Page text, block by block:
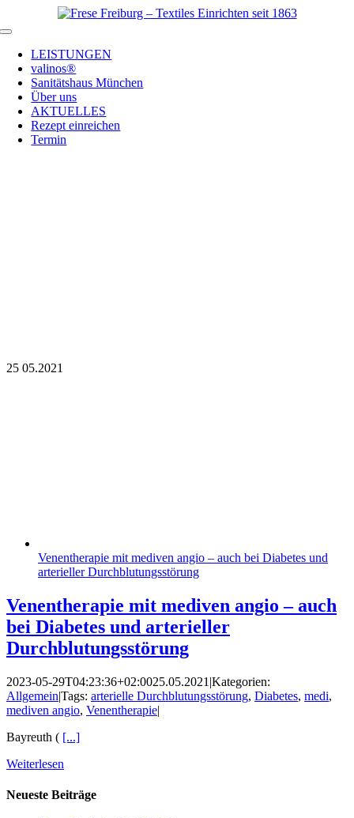
Inhalt
Toggle
NavigationLEISTUNGEN
valinos®
Sanitätshaus München
Über uns
AKTUELLES
Rezept einreichen
Termin
25 05.2021
Venentherapie mit mediven angio – auch bei Diabetes und
arterieller Durchblutungsstörung
Venentherapie mit mediven angio – auch
bei Diabetes und arterieller
Durchblutungsstörung
2023-05-29T04:23:36+02:0025.05.2021 |Kategorien:
Allgemein|Tags: arterielle Durchblutungsstörung, Diabetes, medi,
mediven angio, Venentherapie|
Bayreuth ( [...]
Weiterlesen
Neueste Beiträge